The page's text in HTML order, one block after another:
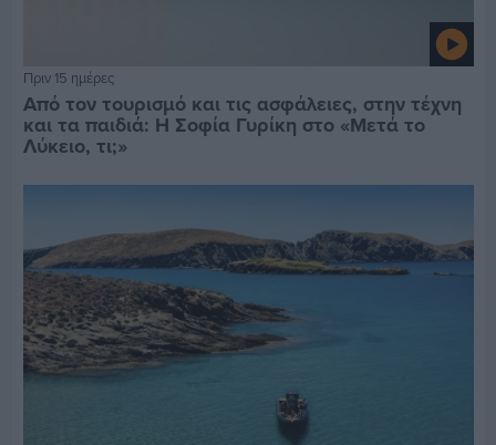
Πριν 15 ημέρες
Από τον τουρισμό και τις ασφάλειες, στην τέχνη
και τα παιδιά: Η Σοφία Γυρίκη στο «Μετά το
Λύκειο, τι;»